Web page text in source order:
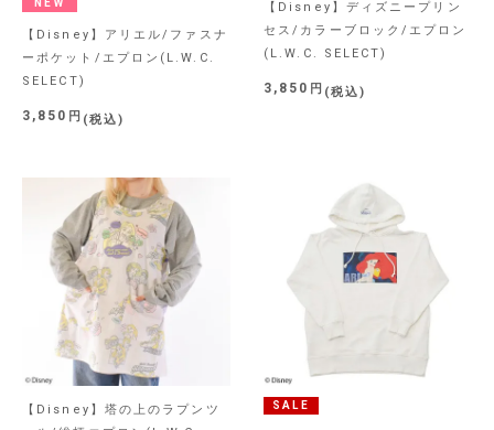
NEW
【Disney】アリエル/ファスナ
ーポケット/エプロン(L.W.C.
SELECT)
3,850 税込
【Disney】ディズニープリン
セス/カラーブロック/エプロン
(L.W.C. SELECT)
3,850 税込
【Disney】塔の上のラプンツ
SALE